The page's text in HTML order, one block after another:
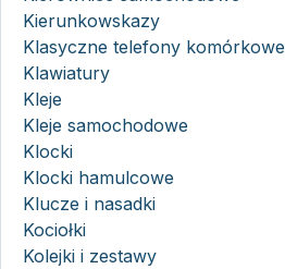
Kierunkowskazy
Klasyczne telefony komórkowe
Klawiatury
Kleje
Kleje samochodowe
Klocki
Klocki hamulcowe
Klucze i nasadki
Kociołki
Kolejki i zestawy